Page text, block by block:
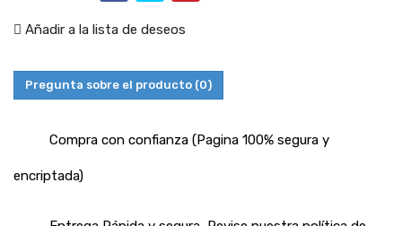
Añadir a la lista de deseos
Pregunta sobre el producto (0)
Compra con confianza (Pagina 100% segura y
encriptada)